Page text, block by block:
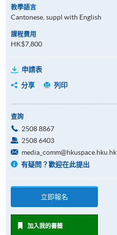
教學語言
Cantonese, suppl with English
課程費用
HK$7,800
申請表
分享
列印
查詢
2508 8867
2508 6403
media_comm@hkuspace.hku.hk
有疑問？歡迎在此提出
立即報名
加入我的書籤